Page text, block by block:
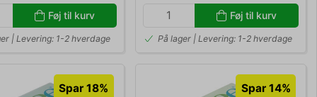
Føj til kurv
| Levering: 1-2 hverdage
Føj til kurv
På lager | Levering: 1-2 hverdage
Spar 18% Spar 14%